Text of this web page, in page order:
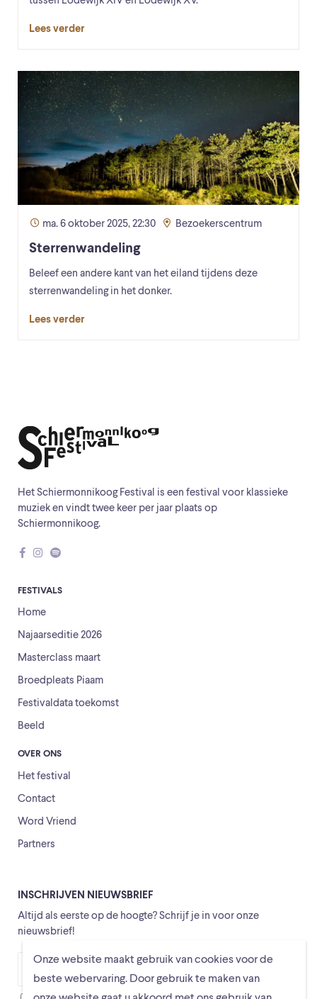
Onze website maakt gebruik van cookies voor de
beste webervaring. Door gebruik te maken van
Lees verder
ma. 6 oktober 2025, 22:30 Bezoekerscentrum
Sterrenwandeling
Beleef een andere kant van het eiland tijdens deze
sterrenwandeling in het donker.
Lees verder
Het Schiermonnikoog Festival is een festival voor klassieke
muziek en vindt twee keer per jaar plaats op
Schiermonnikoog.
FESTIVALS
Home
Najaarseditie 2026
Masterclass maart
Broedpleats Piaam
Festivaldata toekomst
Beeld
OVER ONS
Het festival
Contact
Word Vriend
Partners
INSCHRIJVEN NIEUWSBRIEF
Altijd als eerste op de hoogte? Schrijf je in voor onze
nieuwsbrief!